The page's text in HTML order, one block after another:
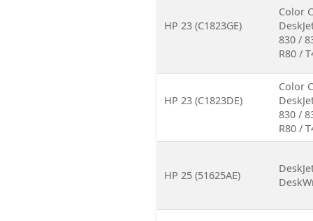
HP 23 (C1823GE)
Color
830 /
R80 /
HP 23 (C1823DE)
Color
830 /
R80 /
HP 25 (51625AE)